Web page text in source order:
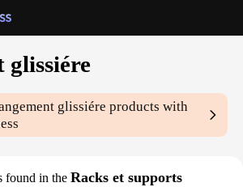
glissiére
glissiére products with
found in the Racks et supports